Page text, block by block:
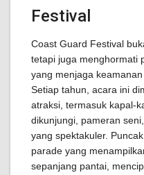
Festival
Coast Guard Festival
tetapi juga menghormati
yang menjaga
Setiap tahun, acara ini
atraksi, termasuk kapal-
dikunjungi, pameran
yang spektakuler.
parade yang
sepanjang pantai,